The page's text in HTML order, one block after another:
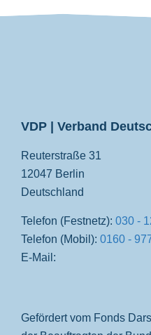
VDP | Verband
Reuterstraße 31
12047 Berlin
Deutschland
Telefon (Festnetz): 030 -
Telefon (Mobil): 0160 -
E-Mail:
Gefördert vom Fonds